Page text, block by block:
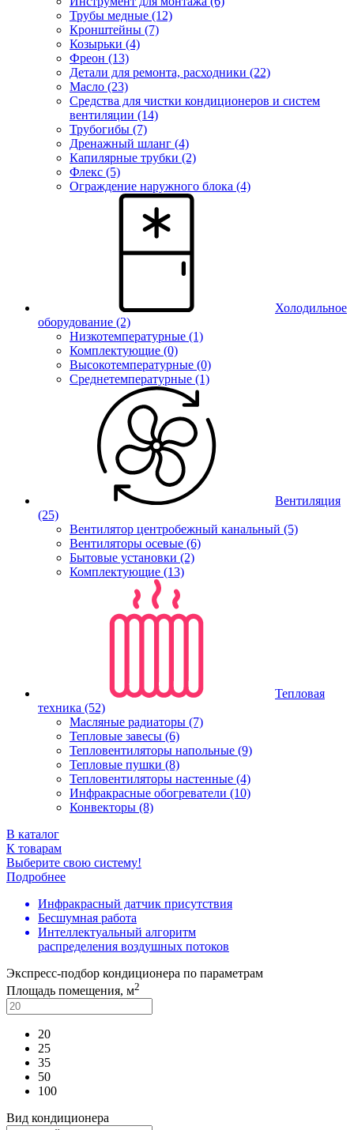
Трубы медные (12)
Кронштейны (7)
Козырьки (4)
Фреон (13)
Детали для ремонта, расходники (22)
Масло (23)
Средства для чистки кондиционеров и систем
вентиляции (14)
Трубогибы (7)
Дренажный шланг (4)
Капилярные трубки (2)
Флекс (5)
Ограждение наружного блока (4)
Холодильное
оборудование (2)
Низкотемпературные (1)
Комплектующие (0)
Высокотемпературные (0)
Среднетемпературные (1)
Вентиляция
(25)
Вентилятор центробежный канальный (5)
Вентиляторы осевые (6)
Бытовые установки (2)
Комплектующие (13)
Тепловая
техника (52)
Масляные радиаторы (7)
Тепловые завесы (6)
Тепловентиляторы напольные (9)
Тепловые пушки (8)
Тепловентиляторы настенные (4)
Инфракрасные обогреватели (10)
Конвекторы (8)
В каталог
К товарам
Выберите свою систему!
Подробнее
Инфракрасный датчик присутствия
Бесшумная работа
Интеллектуальный алгоритм
распределения воздушных потоков
Экспресс-подбор кондиционера по параметрам
Площадь помещения, м2
20
25
35
50
100
Вид кондиционера